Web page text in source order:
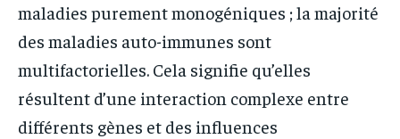
maladies purement monogéniques ; la majorité
des maladies auto-immunes sont
multifactorielles. Cela signifie qu’elles
résultent d’une interaction complexe entre
différents gènes et des influences